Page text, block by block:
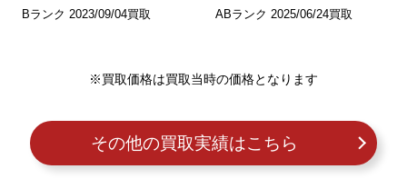
Bランク 2023/09/04買取 ABランク 2025/06/24買取
※買取価格は買取当時の価格となります
その他の買取実績はこちら